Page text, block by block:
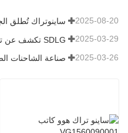
2025-08-20
2025-03-29
2025-03-26